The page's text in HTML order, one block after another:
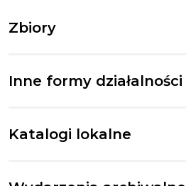
Zbiory
Inne formy działalności
Katalogi lokalne